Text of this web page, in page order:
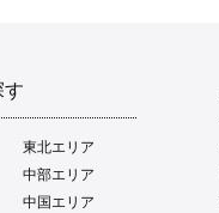
す
東北エリア
中部エリア
中国エリア